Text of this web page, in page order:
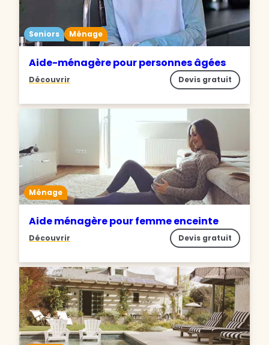
Seniors Ménage
Aide-ménagère pour personnes âgées
Découvrir Devis gratuit
Ménage
Aide ménagère pour femme enceinte
Découvrir Devis gratuit